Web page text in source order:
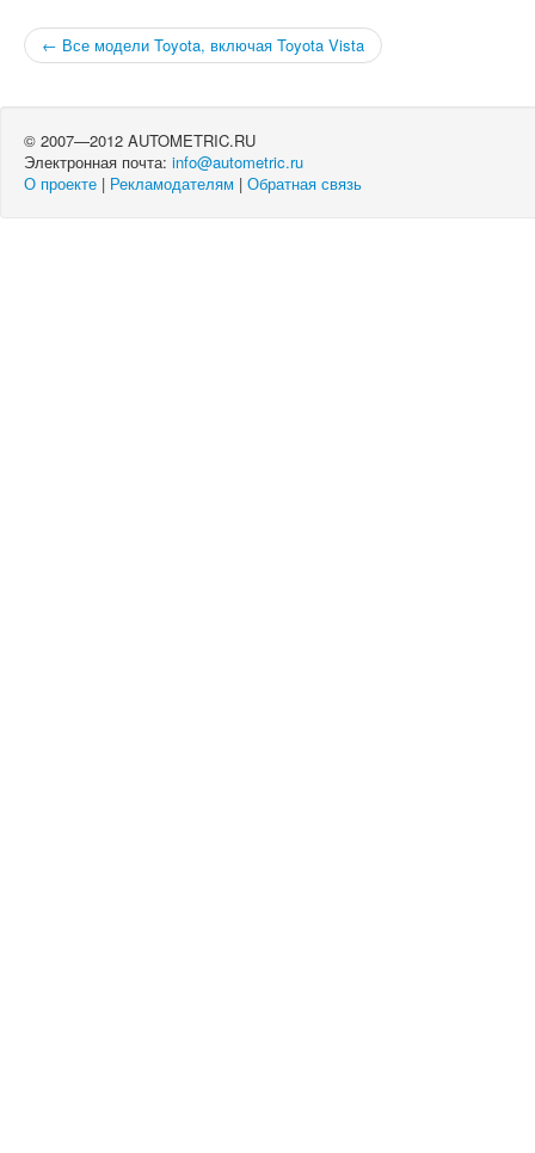
← Все модели Toyota, включая Toyota Vista
© 2007—2012 AUTOMETRIC.RU
Электронная почта: info@autometric.ru
О проекте | Рекламодателям | Обратная связь